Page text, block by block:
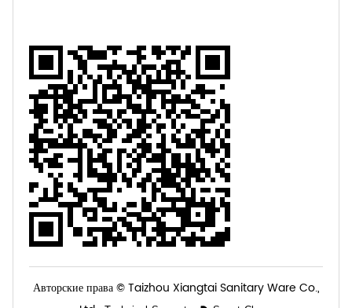
Авторские права © Taizhou Xiangtai Sanitary Ware Co.,